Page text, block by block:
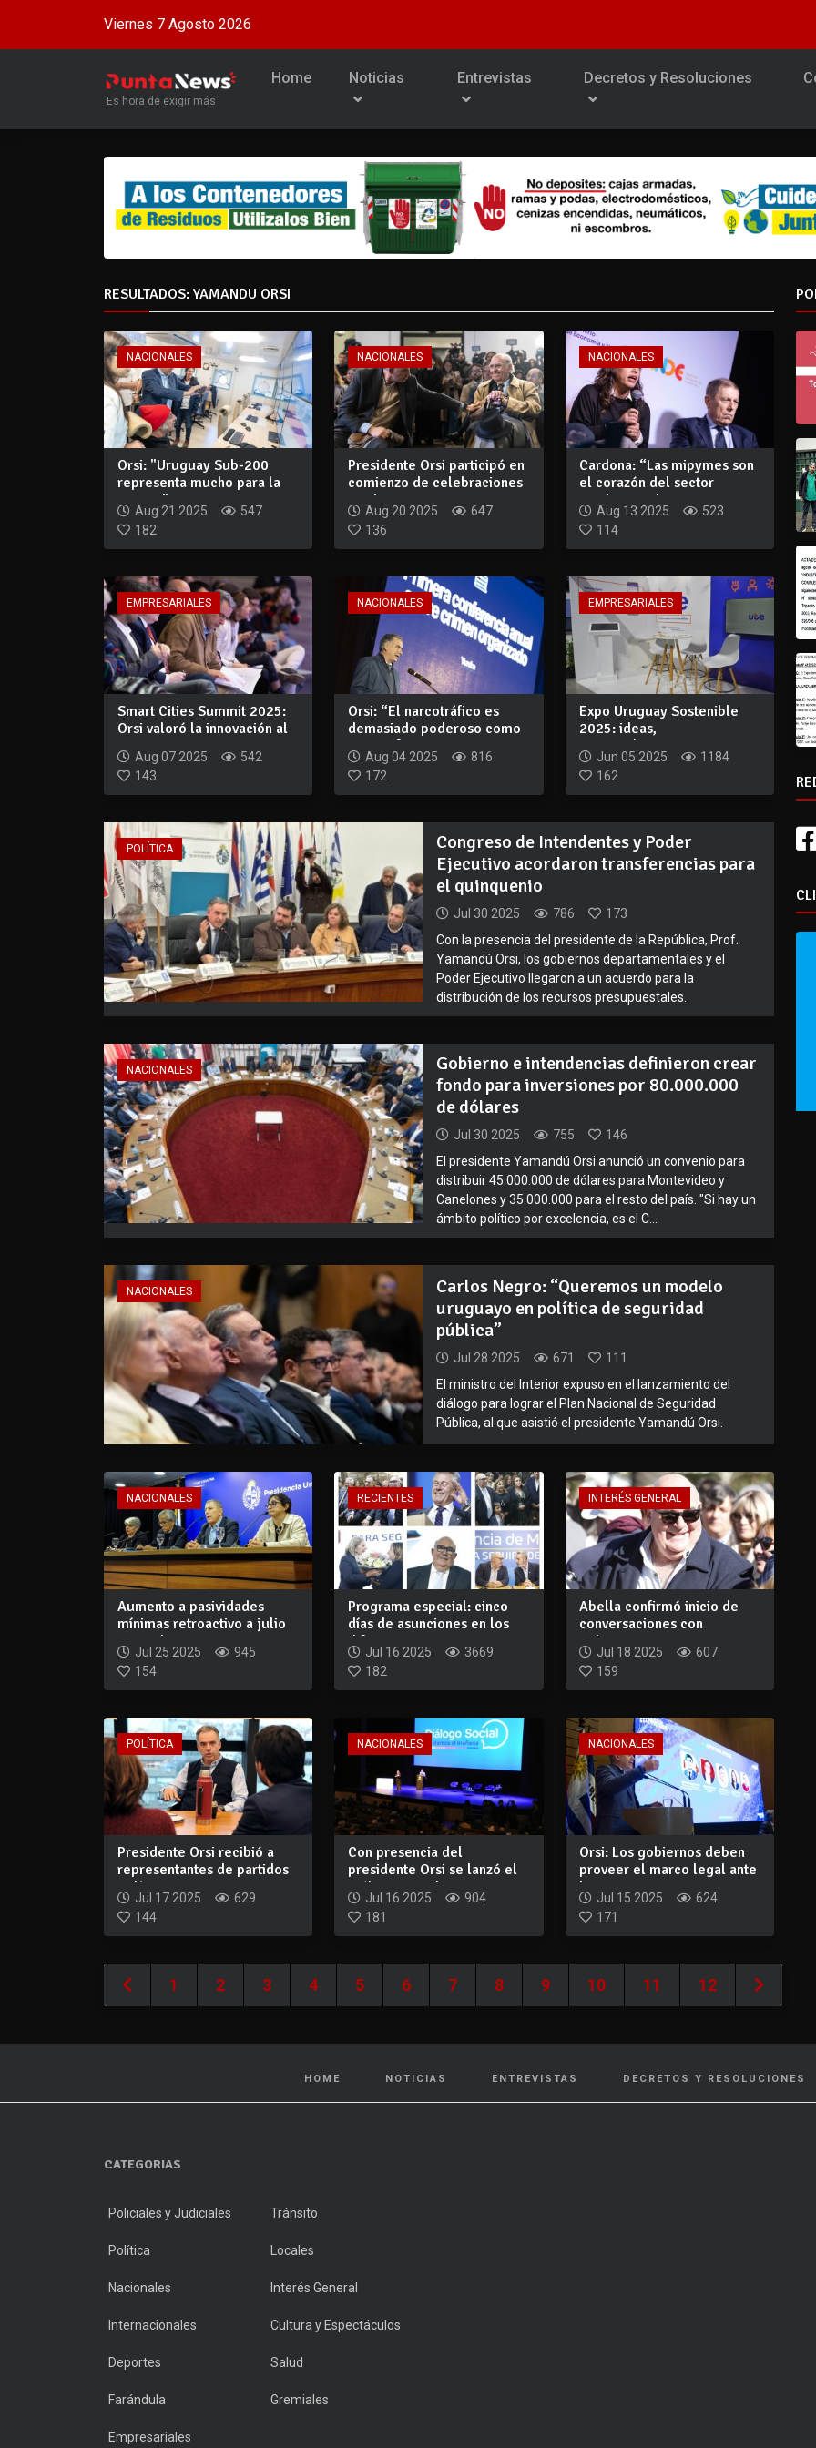
Viernes 7 Agosto 2026
Es hora de exigir más
Home Noticias Entrevistas Decretos y Resoluciones
RESULTADOS: YAMANDU ORSI
NACIONALES
Orsi: "Uruguay Sub-200
representa mucho para la
ciencia"
Aug 21 2025
547
182
NACIONALES
Presidente Orsi participó en
comienzo de celebraciones
por l...
Aug 20 2025
647
136
NACIONALES
Cardona: “Las mipymes son
el corazón del sector
productivo d...
Aug 13 2025
523
114
EMPRESARIALES
Smart Cities Summit 2025:
Orsi valoró la innovación al
Aug 07 2025
542
143
NACIONALES
Orsi: “El narcotráfico es
demasiado poderoso como
para enfre...
Aug 04 2025
816
172
EMPRESARIALES
Expo Uruguay Sostenible
2025: ideas,
emprendimientos y accio...
Jun 05 2025
1184
162
POLÍTICA
Congreso de Intendentes y Poder
Ejecutivo acordaron transferencias para
el quinquenio
Jul 30 2025 786
173
Con la presencia del presidente de la República, Prof.
Yamandú Orsi, los gobiernos departamentales y el
Poder Ejecutivo llegaron a un acuerdo para la
distribución de los recursos presupuestales.
NACIONALES
Gobierno e intendencias definieron crear
fondo para inversiones por 80.000.000
de dólares
Jul 30 2025 755
146
El presidente Yamandú Orsi anunció un convenio para
distribuir 45.000.000 de dólares para Montevideo y
Canelones y 35.000.000 para el resto del país. "Si hay un
ámbito político por excelencia, es el C...
NACIONALES
Carlos Negro: “Queremos un modelo
uruguayo en política de seguridad
pública”
Jul 28 2025 671
111
El ministro del Interior expuso en el lanzamiento del
diálogo para lograr el Plan Nacional de Seguridad
Pública, al que asistió el presidente Yamandú Orsi.
NACIONALES
Aumento a pasividades
mínimas retroactivo a julio
no implica...
Jul 25 2025
945
154
RECIENTES
Programa especial: cinco
días de asunciones en los
diferente...
Jul 16 2025
3669
182
INTERÉS GENERAL
Abella confirmó inicio de
conversaciones con
gobierno nacion...
Jul 18 2025
607
159
POLÍTICA
Presidente Orsi recibió a
representantes de partidos
polític...
Jul 17 2025
629
144
NACIONALES
Con presencia del
presidente Orsi se lanzó el
Diálogo Social...
Jul 16 2025
904
181
NACIONALES
Orsi: Los gobiernos deben
proveer el marco legal ante
los av...
Jul 15 2025
624
171
1 2 3 4 5 6 7 8 9 10 11 12
HOME NOTICIAS ENTREVISTAS DECRETOS Y RESOLUCIONES
CATEGORIAS
Policiales y Judiciales Tránsito
Política Locales
Nacionales Interés General
Internacionales Cultura y Espectáculos
Deportes Salud
Farándula Gremiales
Empresariales